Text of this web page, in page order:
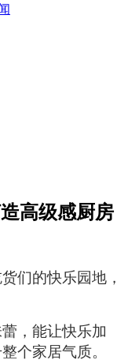
高级感厨房
们的快乐园地，
，能让快乐加
整个家居气质。